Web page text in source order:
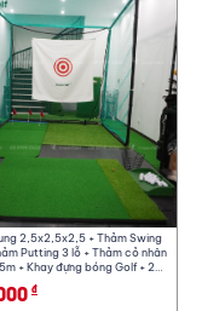
X Đóng
2,5x2,5x2,5 + Thảm Swing
Putting 3 lỗ + Thảm cỏ nhân
+ Khay đựng bóng Golf + 25
đ